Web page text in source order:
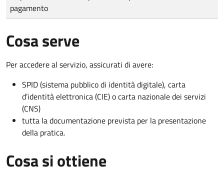
pagamento
Cosa serve
Per accedere al servizio, assicurati di avere:
SPID (sistema pubblico di identità digitale), carta
d’identità elettronica (CIE) o carta nazionale dei servizi
(CNS)
tutta la documentazione prevista per la presentazione
della pratica.
Cosa si ottiene